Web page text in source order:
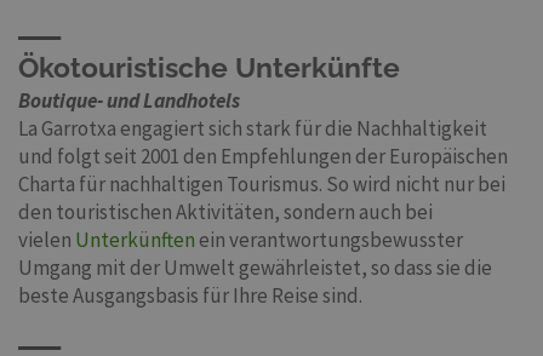
Ökotouristische Unterkünfte
Boutique- und Landhotels
La Garrotxa engagiert sich stark für die Nachhaltigkeit
und folgt seit 2001 den Empfehlungen der Europäischen
Charta für nachhaltigen Tourismus. So wird nicht nur bei
den touristischen Aktivitäten, sondern auch bei
vielen Unterkünften ein verantwortungsbewusster
Umgang mit der Umwelt gewährleistet, so dass sie die
beste Ausgangsbasis für Ihre Reise sind.